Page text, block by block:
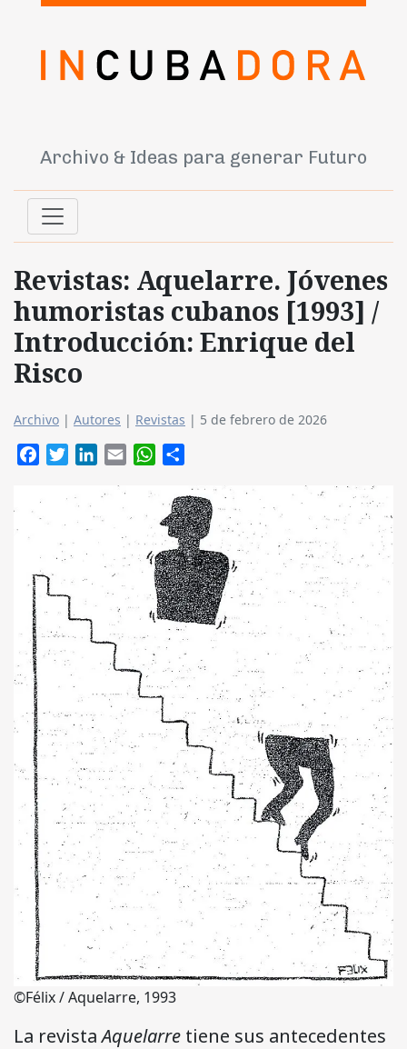
Archivo & Ideas para generar Futuro
Revistas: Aquelarre. Jóvenes
humoristas cubanos [1993] /
Introducción: Enrique del
Risco
Archivo | Autores | Revistas | 5 de febrero de 2026
FacebookTwitterLinkedIn
Email WhatsApp
©Félix / Aquelarre, 1993
La revistaAquelarre tiene sus antecedentes